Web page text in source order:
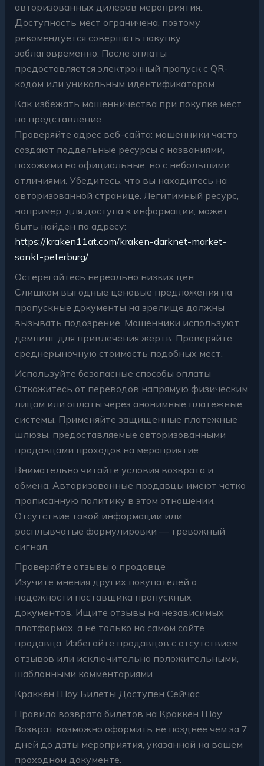
авторизованных дилеров мероприятия.
Доступность мест ограничена, поэтому
рекомендуется совершать покупку
заблаговременно. После оплаты
предоставляется электронный пропуск с QR-
кодом или уникальным идентификатором.
Как избежать мошенничества при покупке мест
на представление
Проверяйте адрес веб-сайта: мошенники часто
создают поддельные ресурсы с названиями,
похожими на официальные, но с небольшими
отличиями. Убедитесь, что вы находитесь на
авторизованной странице. Легитимный ресурс,
например, для доступа к информации, может
быть найден по адресу:
https://kraken11at.com/kraken-darknet-market-
sankt-peterburg/.
Остерегайтесь нереально низких цен
Слишком выгодные ценовые предложения на
пропускные документы на зрелище должны
вызывать подозрение. Мошенники используют
демпинг для привлечения жертв. Проверяйте
среднерыночную стоимость подобных мест.
Используйте безопасные способы оплаты
Откажитесь от переводов напрямую физическим
лицам или оплаты через анонимные платежные
системы. Применяйте защищенные платежные
шлюзы, предоставляемые авторизованными
продавцами проходок на мероприятие.
Внимательно читайте условия возврата и
обмена. Авторизованные продавцы имеют четко
прописанную политику в этом отношении.
Отсутствие такой информации или
расплывчатые формулировки — тревожный
сигнал.
Проверяйте отзывы о продавце
Изучите мнения других покупателей о
надежности поставщика пропускных
документов. Ищите отзывы на независимых
платформах, а не только на самом сайте
продавца. Избегайте продавцов с отсутствием
отзывов или исключительно положительными,
шаблонными комментариями.
Краккен Шоу Билеты Доступен Сейчас
Правила возврата билетов на Краккен Шоу
Возврат возможно оформить не позднее чем за 7
дней до даты мероприятия, указанной на вашем
проходном документе.